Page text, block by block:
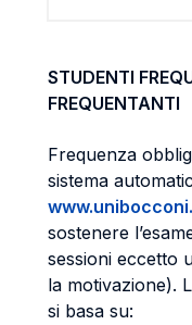
STUDENTI
FREQUENTANTI
Frequenza
sistema
sostenere
sessioni eccetto
la motivazione).
si basa su: